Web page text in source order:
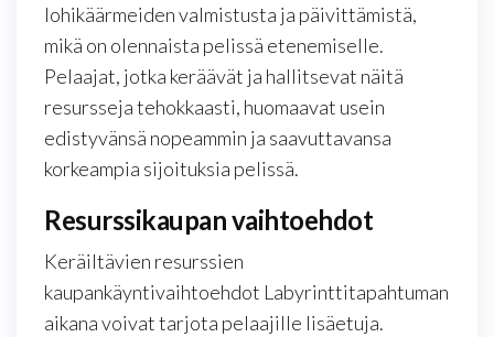
lohikäärmeiden valmistusta ja päivittämistä,
mikä on olennaista pelissä etenemiselle.
Pelaajat, jotka keräävät ja hallitsevat näitä
resursseja tehokkaasti, huomaavat usein
edistyvänsä nopeammin ja saavuttavansa
korkeampia sijoituksia pelissä.
Resurssikaupan vaihtoehdot
Keräiltävien resurssien
kaupankäyntivaihtoehdot Labyrinttitapahtuman
aikana voivat tarjota pelaajille lisäetuja.